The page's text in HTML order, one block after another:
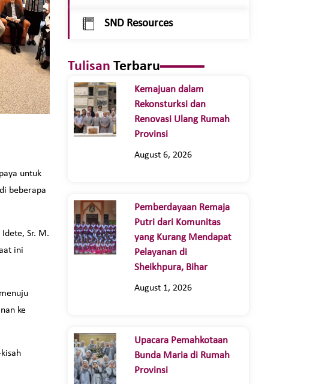
untuk
beberapa
Sr. M.
ini
ke
SND Resources
Tulisan Terbaru
Kemajuan dalam
Rekonsturksi dan
Renovasi Ulang Rumah
Provinsi
August 6, 2026
Pemberdayaan Remaja
Putri dari Komunitas
yang Kurang Mendapat
Pelayanan di
Sheikhpura, Bihar
August 1, 2026
Upacara Pemahkotaan
Bunda Maria di Rumah
Provinsi